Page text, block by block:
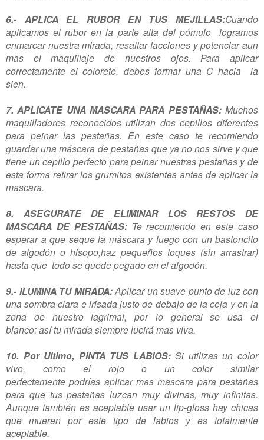
6.- APLICA EL RUBOR EN TUS MEJILLAS:Cuando
aplicamos el rubor en la parte alta del pómulo logramos
enmarcar nuestra mirada, resaltar facciones y potenciar aun
mas el maquillaje de nuestros ojos. Para aplicar
correctamente el colorete, debes formar una C hacia la
sien.
7. APLICATE UNA MASCARA PARA PESTAÑAS:Muchos
maquilladores reconocidos utilizan dos cepillos diferentes
para peinar las pestañas. En este caso te recomiendo
guardar una máscara de pestañas que ya no nos sirve y que
tiene un cepillo perfecto para peinar nuestras pestañas y de
esta forma retirar los grumitos existentes antes de aplicar la
mascara.
8. ASEGURATE DE ELIMINAR LOS RESTOS DE
MASCARA DE PESTAÑAS:Te recomiendo en este caso
esperar a que seque la máscara y luego con un bastoncito
de algodón o hisopo,haz pequeños toques (sin arrastrar)
hasta que todo se quede pegado en el algodón.
9.- ILUMINA TU MIRADA:Aplicar un suave punto de luz con
una sombra clara e irisada justo de debajo de la ceja y en la
zona de nuestro lagrimal, por lo general se usa el
blanco; así tu mirada siempre lucirá mas viva.
10. Por Ultimo, PINTA TUS LABIOS:Si utilizas un color
vivo, como el rojo o un color similar
perfectamente podrías aplicar mas mascara para pestañas
para que tus pestañas luzcan muy divinas, muy infinitas.
Aunque también es aceptable usar un lip-gloss hay chicas
que mueren por este tipo de labios y es totalmente
aceptable.